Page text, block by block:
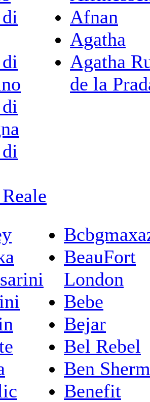
Afnan
Agatha
Agatha
de la
BeauFort
London
Bebe
Bejar
Bel Rebel
Ben
Benefit